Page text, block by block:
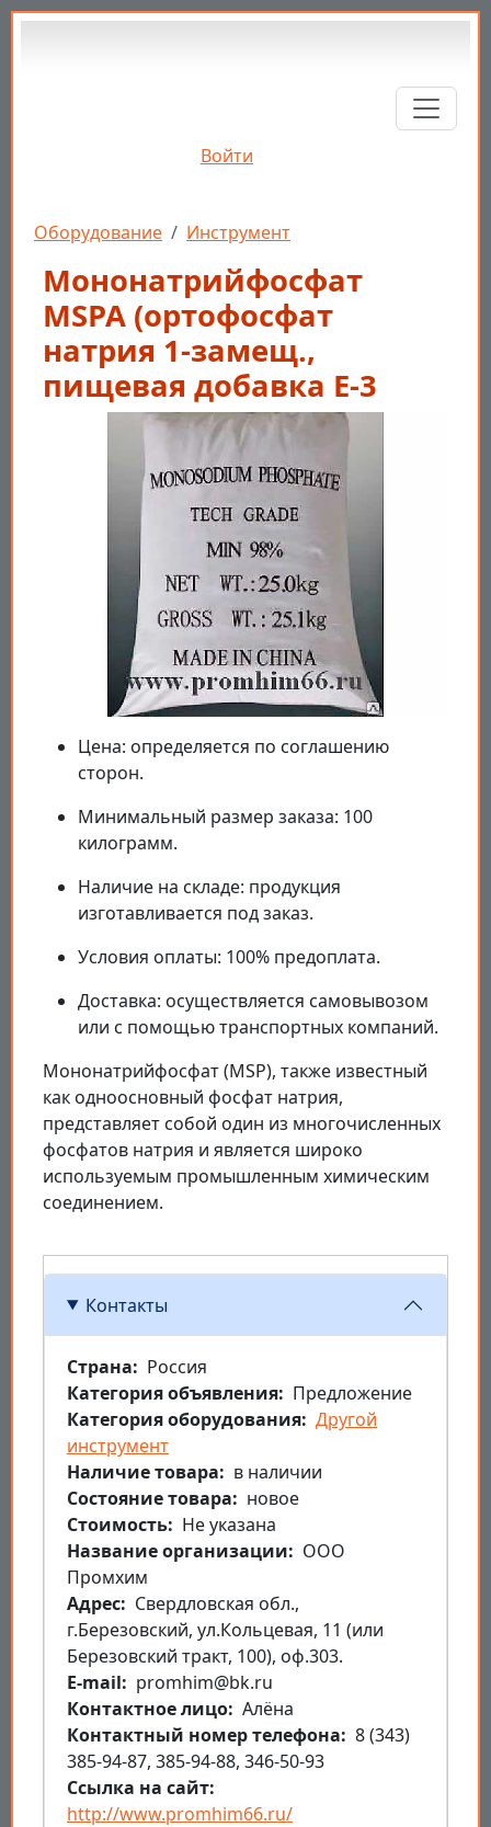
Перейти к основному содержанию
Войти
Строка навигации
Оборудование Инструмент
Мононатрийфосфат
MSPA (ортофосфат
натрия 1-замещ.,
пищевая добавка Е-3
Цена: определяется по соглашению
сторон.
Минимальный размер заказа: 100
килограмм.
Наличие на складе: продукция
изготавливается под заказ.
Условия оплаты: 100% предоплата.
Доставка: осуществляется самовывозом
или с помощью транспортных компаний.
Мононатрийфосфат (MSP), также известный
как одноосновный фосфат натрия,
представляет собой один из многочисленных
фосфатов натрия и является широко
используемым промышленным химическим
соединением.
Контакты
Страна
Россия
Категория объявления
Предложение
Категория оборудования Другой
инструмент
Наличие товара
в наличии
Состояние товара
новое
Стоимость
Не указана
Название организации
ООО
Промхим
Aдрес
Свердловская обл.,
г.Березовский, ул.Кольцевая, 11 (или
Березовский тракт, 100), оф.303.
E-mail
promhim@bk.ru
Контактное лицо Алёна
Контактный номер телефона
8 (343)
385-94-87, 385-94-88, 346-50-93
Ссылка на сайт
http://www.promhim66.ru/